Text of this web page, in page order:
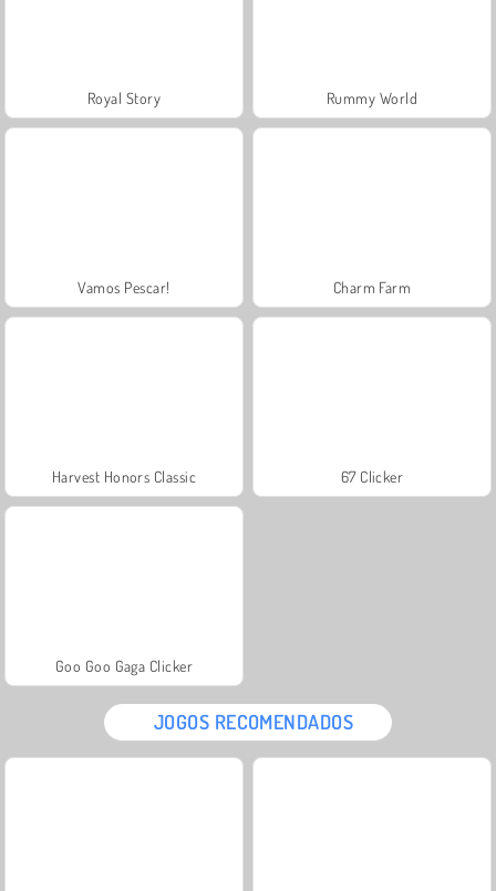
Royal Story Rummy World
Vamos Pescar! Charm Farm
Harvest Honors Classic 67 Clicker
Goo Goo Gaga Clicker
JOGOS RECOMENDADOS